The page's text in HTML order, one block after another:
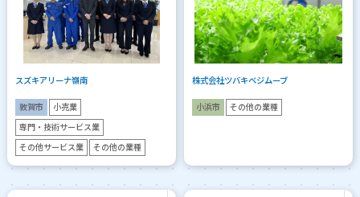
スズキアリーナ嶺南
敦賀市 小売業
専門・技術サービス業
その他サービス業 その他の業種
株式会社ツバキベジムーブ
小浜市 その他の業種